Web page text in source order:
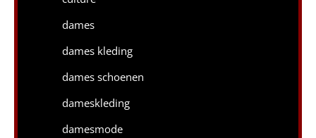
dames
dames kleding
dames schoenen
dameskleding
damesmode